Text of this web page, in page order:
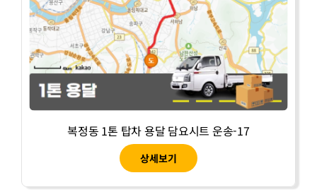
복정동 1톤 탑차 용달 담요시트 운송-17
상세보기